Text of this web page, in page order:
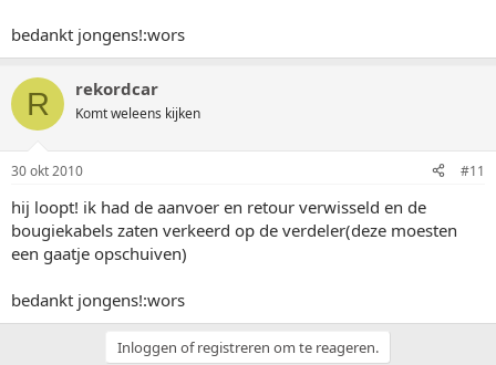
bedankt jongens!:wors
R rekordcar
Komt weleens kijken
30 okt 2010 #11
hij loopt! ik had de aanvoer en retour verwisseld en de
bougiekabels zaten verkeerd op de verdeler(deze moesten
een gaatje opschuiven)
bedankt jongens!:wors
Inloggen of registreren om te reageren.